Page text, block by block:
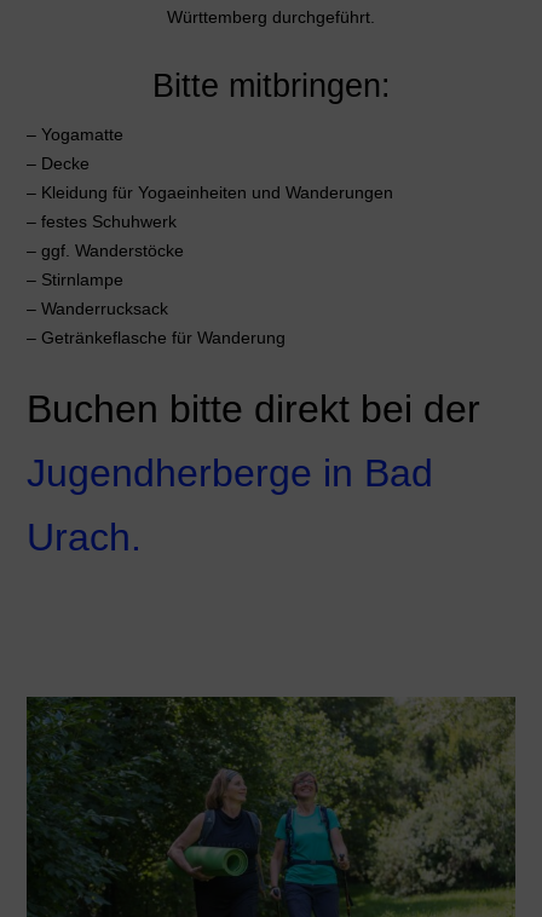
Württemberg durchgeführt.
Bitte mitbringen:
– Yogamatte
– Decke
– Kleidung für Yogaeinheiten und Wanderungen
– festes Schuhwerk
– ggf. Wanderstöcke
– Stirnlampe
– Wanderrucksack
– Getränkeflasche für Wanderung
Buchen bitte direkt bei der
Jugendherberge in Bad
Urach.